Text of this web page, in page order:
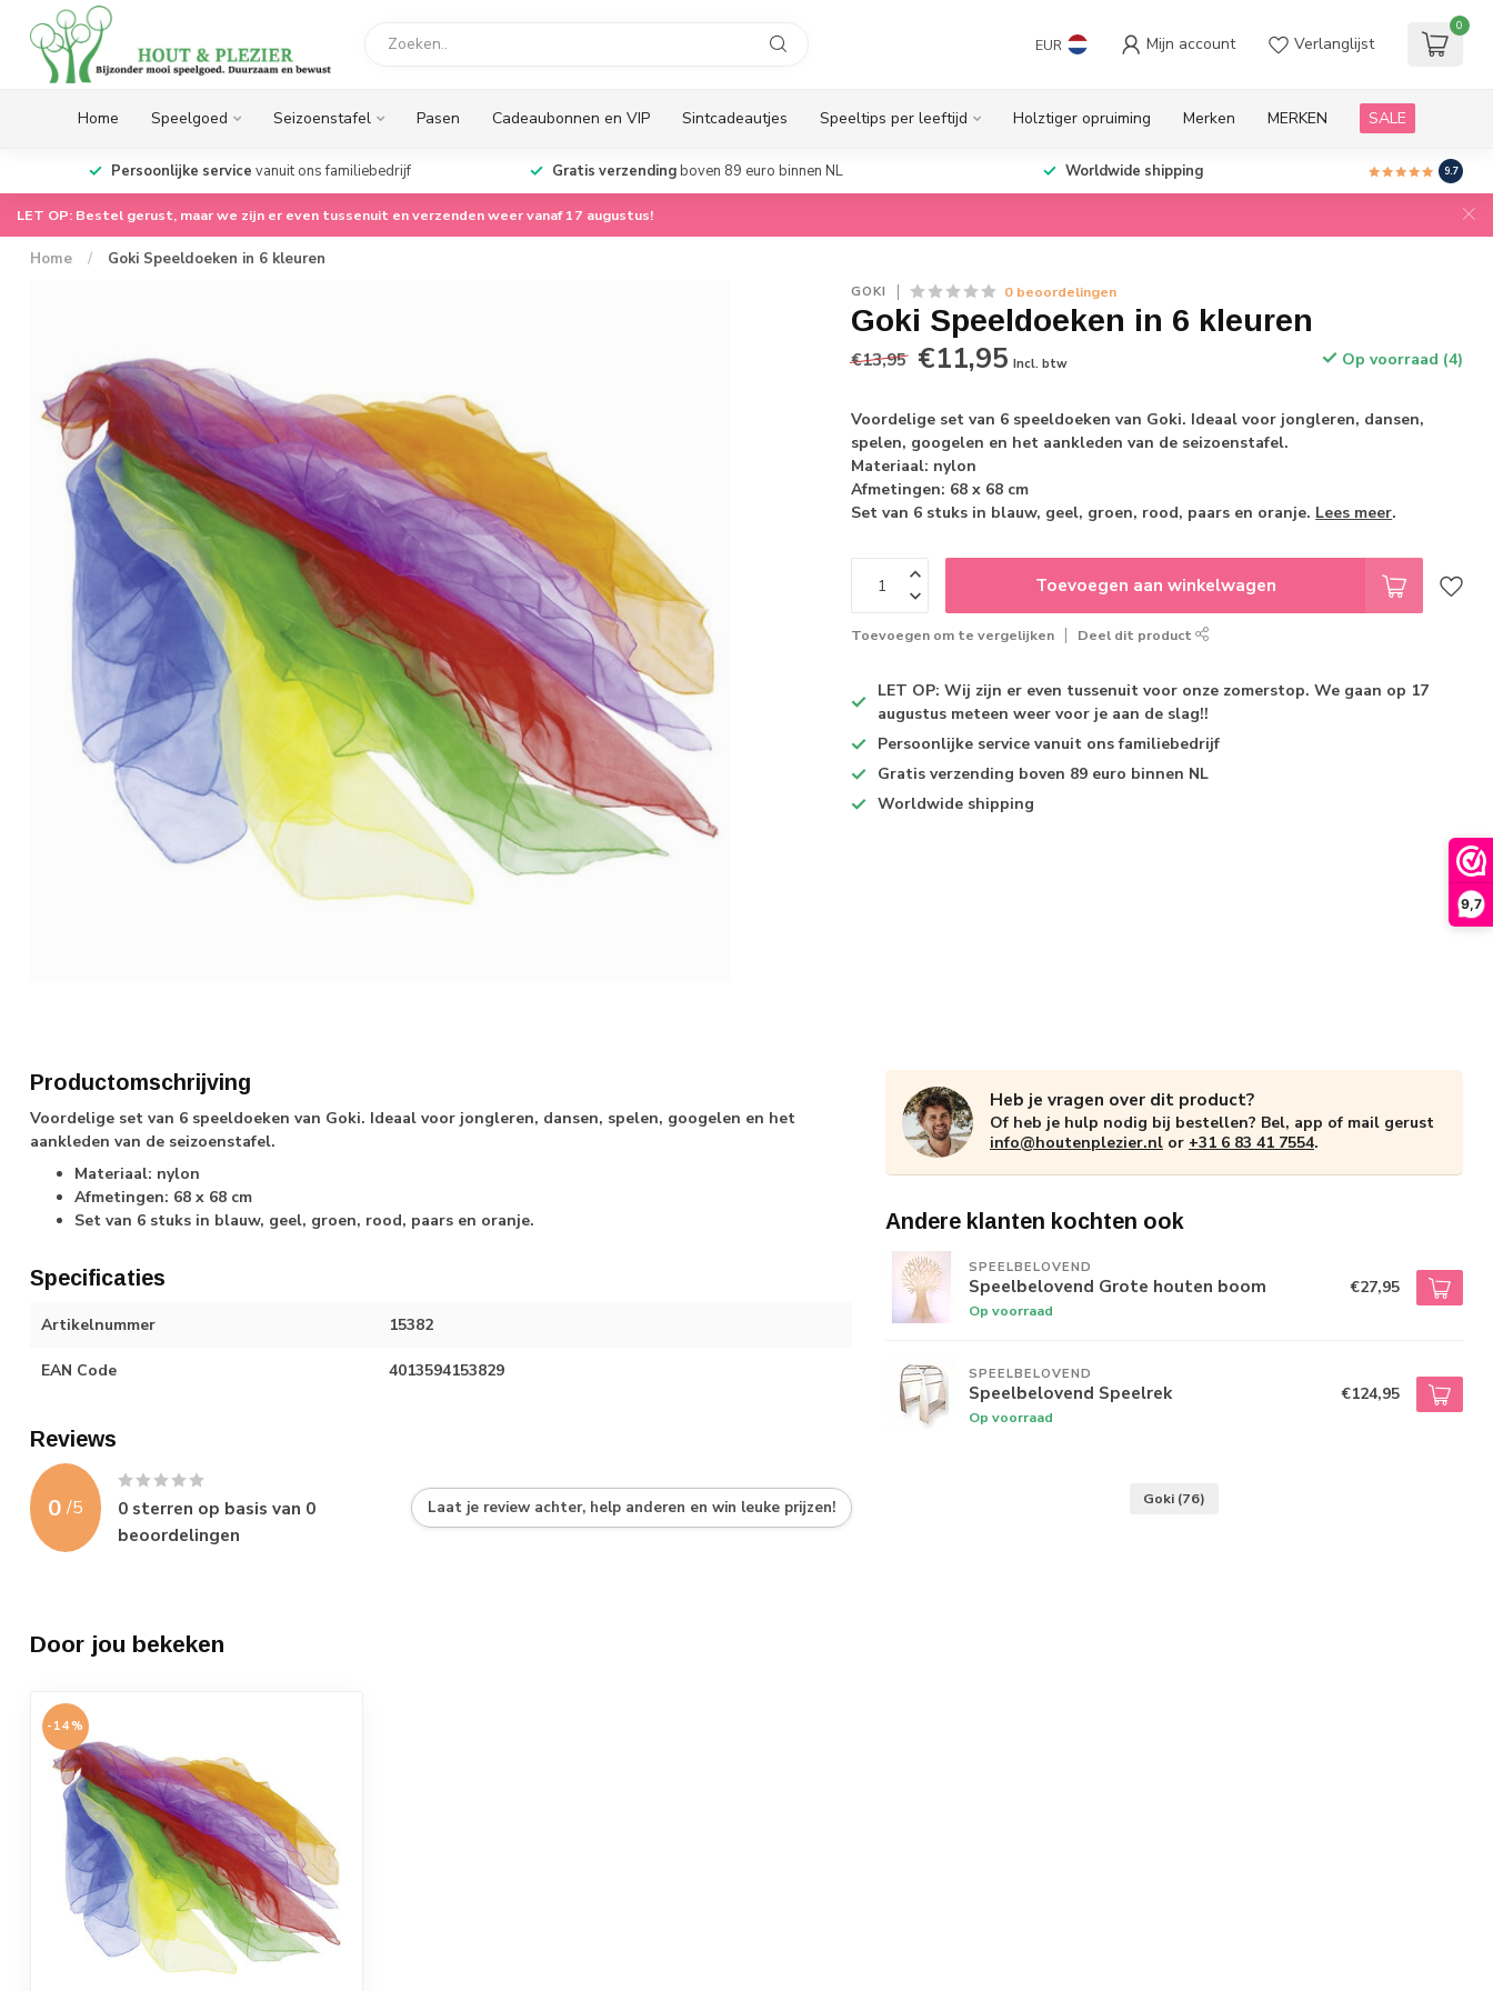
9,7
EUR Mijn account Verlanglijst
0
Home Speelgoed Seizoenstafel Pasen Cadeaubonnen en VIP Sintcadeautjes Speeltips per leeftijd Holztiger opruiming Merken MERKEN SALE
Persoonlijke service vanuit ons familiebedrijf Gratis verzendingboven 89 euro binnen NL Worldwide shipping 9.7
LET OP: Bestel gerust, maar we zijn er even tussenuit en verzenden weer vanaf 17 augustus!
Home / Goki Speeldoeken in 6 kleuren
GOKI 0 beoordelingen
Goki Speeldoeken in 6 kleuren
€13,95 €11,95 Incl. btw Op voorraad (4)
Voordelige set van 6 speeldoeken van Goki. Ideaal voor jongleren, dansen,
spelen, googelen en het aankleden van de seizoenstafel.
Materiaal: nylon
Afmetingen: 68 x 68 cm
Set van 6 stuks in blauw, geel, groen, rood, paars en oranje. Lees meer.
Toevoegen aan winkelwagen
Toevoegen om te vergelijken Deel dit product
LET OP: Wij zijn er even tussenuit voor onze zomerstop. We gaan op 17
augustus meteen weer voor je aan de slag!!
Persoonlijke service vanuit ons familiebedrijf
Gratis verzending boven 89 euro binnen NL
Worldwide shipping
Productomschrijving
Voordelige set van 6 speeldoeken van Goki. Ideaal voor jongleren, dansen, spelen, googelen en het
aankleden van de seizoenstafel.
Materiaal: nylon
Afmetingen: 68 x 68 cm
Set van 6 stuks in blauw, geel, groen, rood, paars en oranje.
Specificaties
Artikelnummer 15382
EAN Code 4013594153829
Reviews
0 /5 0 sterren op basis van 0
beoordelingen
Laat je review achter, help anderen en win leuke prijzen!
Heb je vragen over dit product?
Of heb je hulp nodig bij bestellen? Bel, app of mail gerust
info@houtenplezier.nl or +31 6 83 41 7554.
Andere klanten kochten ook
SPEELBELOVEND
Speelbelovend Grote houten boom
Op voorraad
€27,95
SPEELBELOVEND
Speelbelovend Speelrek
Op voorraad
€124,95
Goki (76)
Door jou bekeken
-14%